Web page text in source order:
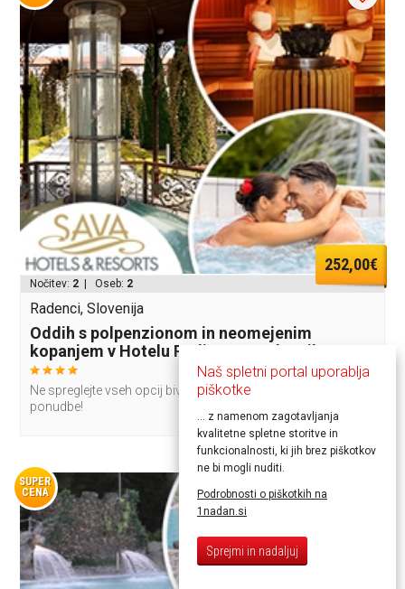
252,00€
Nočitev: 2 | Oseb: 2
Radenci, Slovenija
Oddih s polpenzionom in neomejenim
kopanjem v Hotelu Radin 4* v Radencih
Ne spreglejte vseh opcij bivanja med dodatnimi možnostmi
ponudbe!
SUPER
CENA
Naš spletni portal uporablja
piškotke
... z namenom zagotavljanja
kvalitetne spletne storitve in
funkcionalnosti, ki jih brez piškotkov
ne bi mogli nuditi.
Podrobnosti o piškotkih na
1nadan.si
Sprejmi in nadaljuj